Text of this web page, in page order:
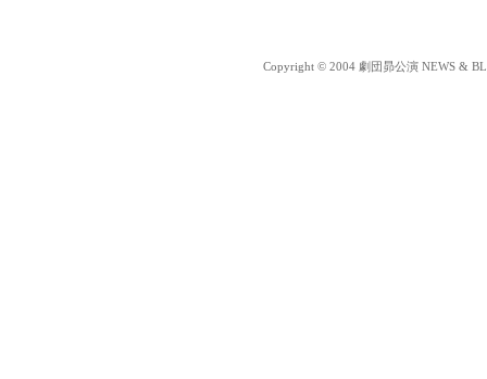
Copyright © 2004 劇団昴公演 NEWS &